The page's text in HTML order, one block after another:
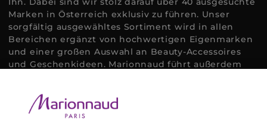
Marken in Österreich exklusiv zu führen. Unser
sorgfältig ausgewähltes Sortiment wird in allen
Bereichen ergänzt von hochwertigen Eigenmarken
und einer großen Auswahl an Beauty-Accessoires
und Geschenkideen. Marionnaud führt außerdem
Bedürfnissen individuell mit der perfekten Lösung
helfen zu können. Entdecken Sie auch unsere